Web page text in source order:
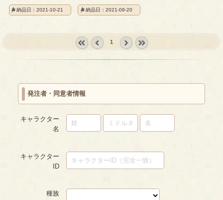
の
イ
ス
ジ
納品日：2021-10-21
の
イ
ト
ジ
納品日：2021-09-20
1
発注者・同意者情報
キャラクター
名
キャラクター
ID
種族